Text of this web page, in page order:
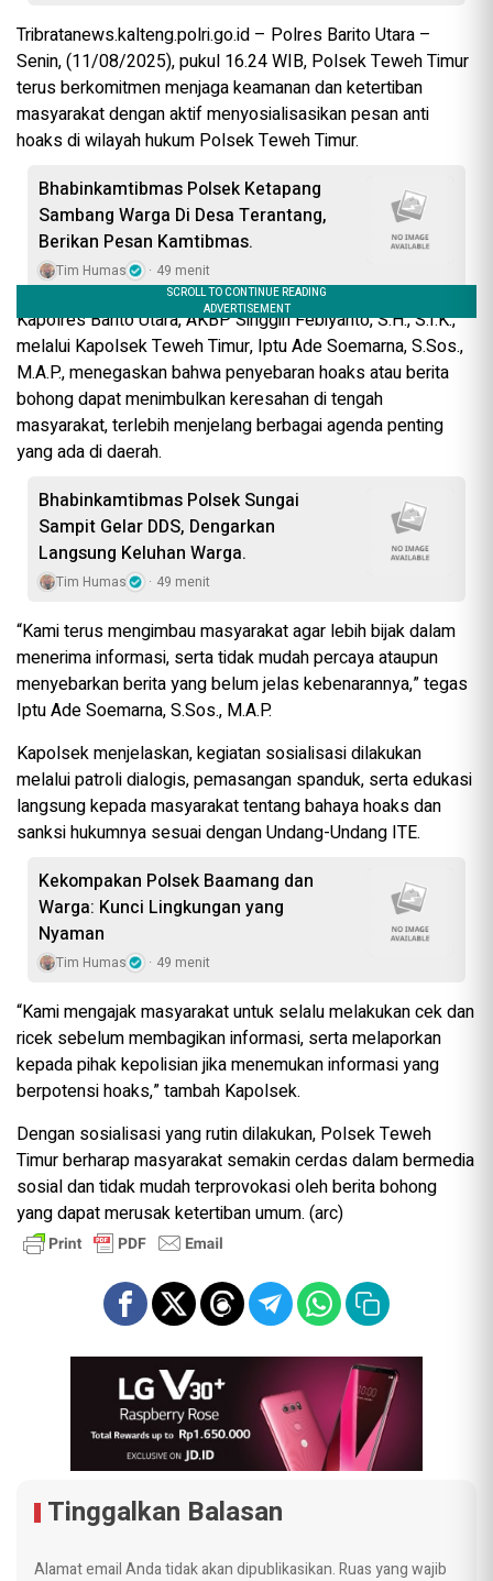
Tribratanews.kalteng.polri.go.id – Polres Barito Utara –
Senin, (11/08/2025), pukul 16.24 WIB, Polsek Teweh Timur
terus berkomitmen menjaga keamanan dan ketertiban
masyarakat dengan aktif menyosialisasikan pesan anti
hoaks di wilayah hukum Polsek Teweh Timur.
‎Bhabinkamtibmas Polsek Ketapang
Sambang Warga Di Desa Terantang,
Berikan Pesan Kamtibmas. ‎
Tim Humas 49 menit
Kapolres Barito Utara, AKBP Singgih Febiyanto, S.H., S.I.K.,
melalui Kapolsek Teweh Timur, Iptu Ade Soemarna, S.Sos.,
M.A.P., menegaskan bahwa penyebaran hoaks atau berita
bohong dapat menimbulkan keresahan di tengah
masyarakat, terlebih menjelang berbagai agenda penting
yang ada di daerah.
Bhabinkamtibmas Polsek Sungai
Sampit Gelar DDS, Dengarkan
Langsung Keluhan Warga.
Tim Humas 49 menit
“Kami terus mengimbau masyarakat agar lebih bijak dalam
menerima informasi, serta tidak mudah percaya ataupun
menyebarkan berita yang belum jelas kebenarannya,” tegas
Iptu Ade Soemarna, S.Sos., M.A.P.
Kapolsek menjelaskan, kegiatan sosialisasi dilakukan
melalui patroli dialogis, pemasangan spanduk, serta edukasi
langsung kepada masyarakat tentang bahaya hoaks dan
sanksi hukumnya sesuai dengan Undang-Undang ITE.
Kekompakan Polsek Baamang dan
Warga: Kunci Lingkungan yang
Nyaman
Tim Humas 49 menit
“Kami mengajak masyarakat untuk selalu melakukan cek dan
ricek sebelum membagikan informasi, serta melaporkan
kepada pihak kepolisian jika menemukan informasi yang
berpotensi hoaks,” tambah Kapolsek.
Dengan sosialisasi yang rutin dilakukan, Polsek Teweh
Timur berharap masyarakat semakin cerdas dalam bermedia
sosial dan tidak mudah terprovokasi oleh berita bohong
yang dapat merusak ketertiban umum. (arc)
Tinggalkan Balasan
Alamat email Anda tidak akan dipublikasikan.Ruas yang wajib